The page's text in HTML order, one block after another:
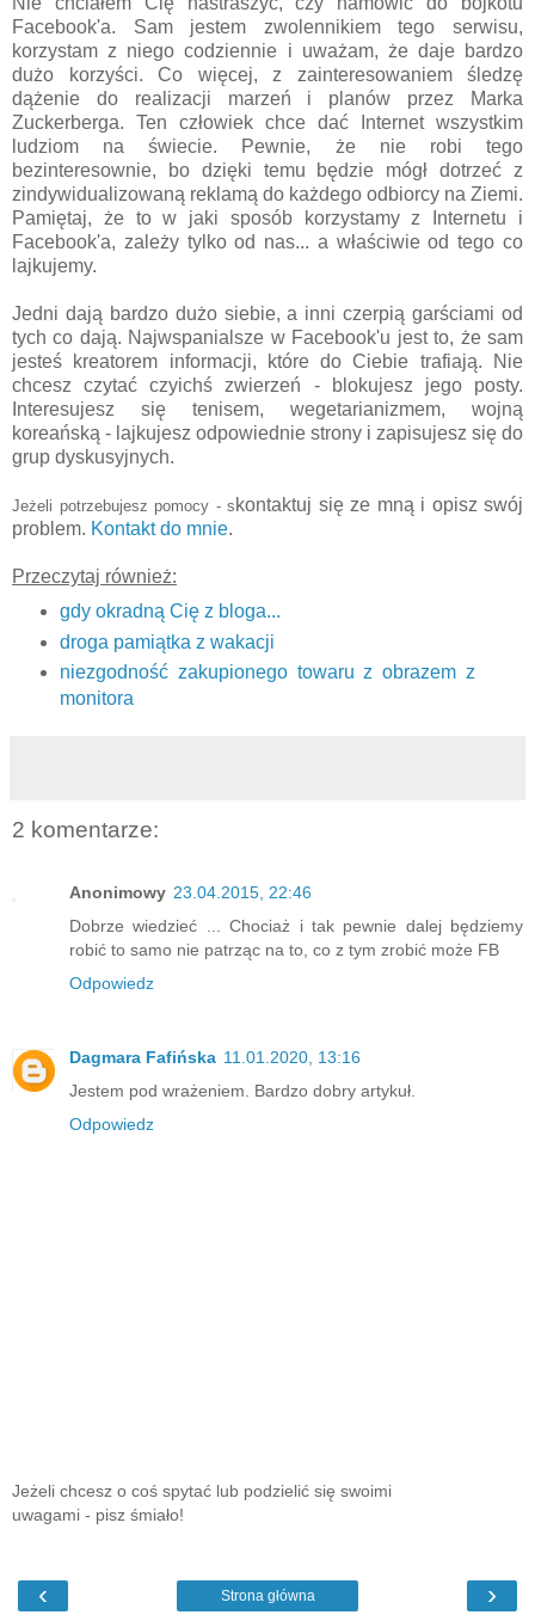
Facebook'a. Sam jestem zwolennikiem tego serwisu,
korzystam z niego codziennie i uważam, że daje bardzo
dużo korzyści. Co więcej, z zainteresowaniem śledzę
dążenie do realizacji marzeń i planów przez Marka
Zuckerberga. Ten człowiek chce dać Internet wszystkim
ludziom na świecie. Pewnie, że nie robi tego
bezinteresownie, bo dzięki temu będzie mógł dotrzeć z
zindywidualizowaną reklamą do każdego odbiorcy na Ziemi.
Pamiętaj, że to w jaki sposób korzystamy z Internetu i
Facebook'a, zależy tylko od nas... a właściwie od tego co
lajkujemy.
Jedni dają bardzo dużo siebie, a inni czerpią garściami od
tych co dają. Najwspanialsze w Facebook'u jest to, że sam
jesteś kreatorem informacji, które do Ciebie trafiają. Nie
chcesz czytać czyichś zwierzeń - blokujesz jego posty.
Interesujesz się tenisem, wegetarianizmem, wojną
koreańską - lajkujesz odpowiednie strony i zapisujesz się do
grup dyskusyjnych.
Jeżeli potrzebujesz pomocy - s kontaktuj się ze mną i opisz swój
problem. Kontakt do mnie.
Przeczytaj również:
gdy okradną Cię z bloga...
droga pamiątka z wakacji
niezgodność zakupionego towaru z obrazem z
monitora
2 komentarze:
Anonimowy 23.04.2015, 22:46
Dobrze wiedzieć ... Chociaż i tak pewnie dalej będziemy
robić to samo nie patrząc na to, co z tym zrobić może FB
Odpowiedz
Dagmara Fafińska 11.01.2020, 13:16
Jestem pod wrażeniem. Bardzo dobry artykuł.
Odpowiedz
Jeżeli chcesz o coś spytać lub podzielić się swoimi
uwagami - pisz śmiało!
‹ ›
Strona główna